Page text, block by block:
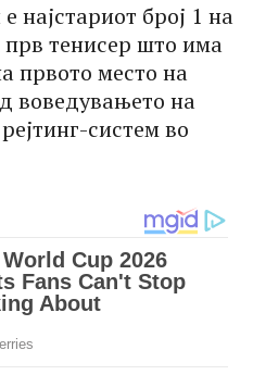
најстариот број 1 на
прв тенисер што има
првото место на
воведувањето на
систем во